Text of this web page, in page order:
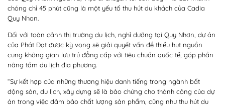
chóng chỉ 45 phút cũng là một yếu tố thu hút du khách của Cadia
Quy Nhon.
Đối với toàn cảnh thị trường du lịch, nghỉ dưỡng tại Quy Nhơn, dự án
của Phát Đạt được kỳ vọng sẽ giải quyết vấn đề thiếu hụt nguồn
cung không gian lưu trú đẳng cấp với tiêu chuẩn quốc tế, góp phần
nâng tầm du lịch địa phương.
“Sự kết hợp của những thương hiệu danh tiếng trong ngành bất
động sản, du lịch, xây dựng sẽ là bảo chứng cho thành công của dự
án trong việc đảm bảo chất lượng sản phẩm, cũng như thu hút du